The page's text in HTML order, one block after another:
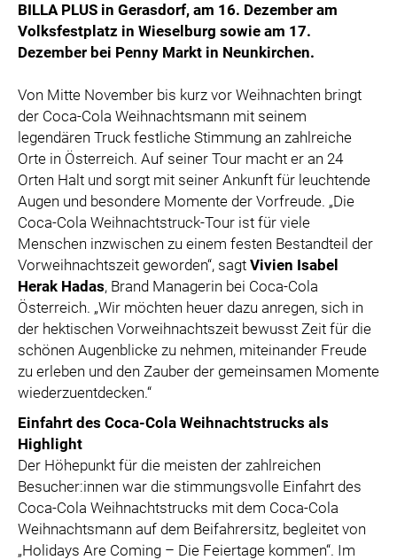
BILLA PLUS in Gerasdorf, am 16. Dezember am
Volksfestplatz in Wieselburg sowie am 17.
Dezember bei Penny Markt in Neunkirchen.
Von Mitte November bis kurz vor Weihnachten bringt
der Coca-Cola Weihnachtsmann mit seinem
legendären Truck festliche Stimmung an zahlreiche
Orte in Österreich. Auf seiner Tour macht er an 24
Orten Halt und sorgt mit seiner Ankunft für leuchtende
Augen und besondere Momente der Vorfreude. „Die
Coca-Cola Weihnachtstruck-Tour ist für viele
Menschen inzwischen zu einem festen Bestandteil der
Vorweihnachtszeit geworden“, sagt Vivien Isabel
Herak Hadas, Brand Managerin bei Coca-Cola
Österreich. „Wir möchten heuer dazu anregen, sich in
der hektischen Vorweihnachtszeit bewusst Zeit für die
schönen Augenblicke zu nehmen, miteinander Freude
zu erleben und den Zauber der gemeinsamen Momente
wiederzuentdecken.“
Einfahrt des Coca-Cola Weihnachtstrucks als
Highlight
Der Höhepunkt für die meisten der zahlreichen
Besucher:innen war die stimmungsvolle Einfahrt des
Coca-Cola Weihnachtstrucks mit dem Coca-Cola
Weihnachtsmann auf dem Beifahrersitz, begleitet von
„Holidays Are Coming – Die Feiertage kommen“. Im